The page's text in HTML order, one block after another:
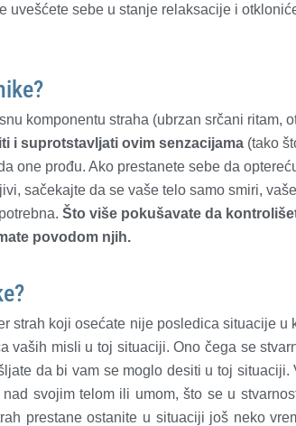
uvešćete sebe u stanje relaksacije i
komponentu straha (ubrzan srčani ritam,
i suprotstavljati ovim senzacijama (tako
one prođu. Ako prestanete sebe da
sačekajte da se vaše telo samo smiri,
Što više pokušavate da
povodom njih.
strah koji osećate nije posledica situacije u
vaših misli u toj situaciji. Ono čega se
da bi vam se moglo desiti u toj situaciji.
svojim telom ili umom, što se u
prestane ostanite u situaciji još neko